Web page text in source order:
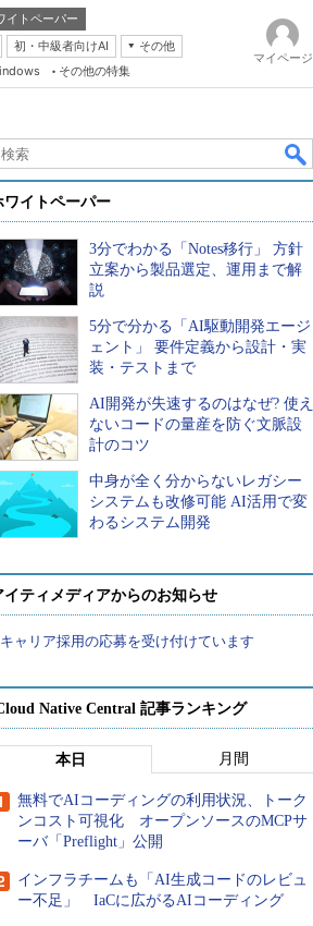
イトペーパー
初・中級者向けAI
その他
その他の特集
マイページ
ワイトペーパー
3分でわかる「Notes移行」 方針
立案から製品選定、運用まで解
説
5分で分かる「AI駆動開発エージ
ェント」 要件定義から設計・実
装・テストまで
AI開発が失速するのはなぜ? 使え
ないコードの量産を防ぐ文脈設
計のコツ
中身が全く分からないレガシー
システムも改修可能 AI活用で変
わるシステム開発
イティメディアからのお知らせ
キャリア採用の応募を受け付けています
Native Central 記事ランキング
本日 月間
無料でAIコーディングの利用状況、トーク
ンコスト可視化 オープンソースのMCPサ
ーバ「Preflight」公開
インフラチームも「AI生成コードのレビュ
ー不足」 IaCに広がるAIコーディング